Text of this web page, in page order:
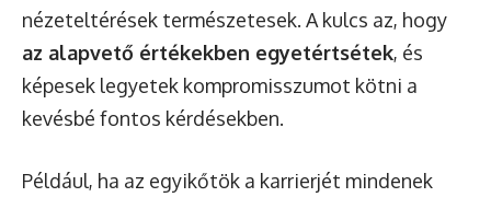
nézeteltérések természetesek. A kulcs az, hogy
az alapvető értékekben egyetértsétek, és
képesek legyetek kompromisszumot kötni a
kevésbé fontos kérdésekben.
Például, ha az egyikőtök a karrierjét mindenek